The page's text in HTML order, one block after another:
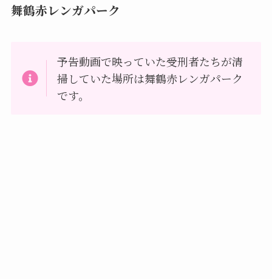
舞鶴赤レンガパーク
予告動画で映っていた受刑者たちが清
掃していた場所は舞鶴赤レンガパーク
です。